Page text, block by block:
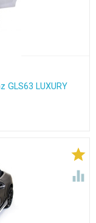
GLS63 LUXURY

